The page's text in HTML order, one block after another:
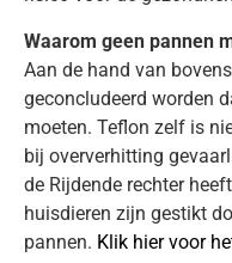
Waarom geen pannen
Aan de hand van
geconcludeerd worden
moeten. Teflon zelf is
bij oververhitting
de Rijdende rechter
huisdieren zijn gestikt
pannen. Klik hier voor